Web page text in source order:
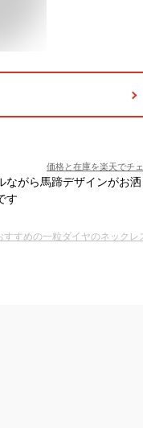
価格と在庫を楽天でチ
ながら馬蹄デザインがお洒
す
すすめの一粒ダイヤのネックレ